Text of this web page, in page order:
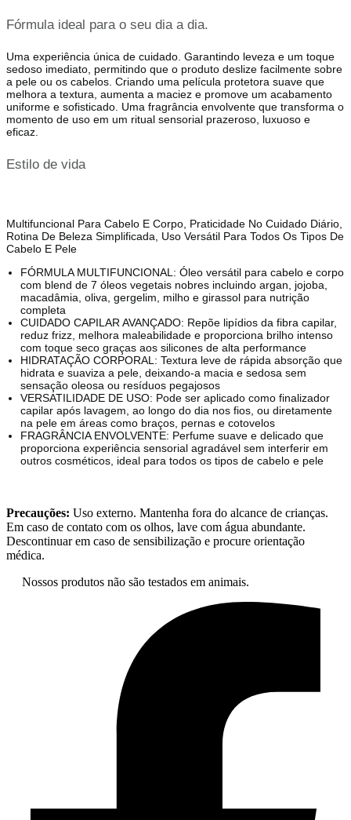
Fórmula ideal para o seu dia a dia.
Uma experiência única de cuidado. Garantindo leveza e um toque
sedoso imediato, permitindo que o produto deslize facilmente sobre
a pele ou os cabelos. Criando uma película protetora suave que
melhora a textura, aumenta a maciez e promove um acabamento
uniforme e sofisticado. Uma fragrância envolvente que transforma o
momento de uso em um ritual sensorial prazeroso, luxuoso e
eficaz.
Estilo de vida
Multifuncional Para Cabelo E Corpo, Praticidade No Cuidado Diário,
Rotina De Beleza Simplificada, Uso Versátil Para Todos Os Tipos De
Cabelo E Pele
FÓRMULA MULTIFUNCIONAL: Óleo versátil para cabelo e corpo
com blend de 7 óleos vegetais nobres incluindo argan, jojoba,
macadâmia, oliva, gergelim, milho e girassol para nutrição
completa
CUIDADO CAPILAR AVANÇADO: Repõe lipídios da fibra capilar,
reduz frizz, melhora maleabilidade e proporciona brilho intenso
com toque seco graças aos silicones de alta performance
HIDRATAÇÃO CORPORAL: Textura leve de rápida absorção que
hidrata e suaviza a pele, deixando-a macia e sedosa sem
sensação oleosa ou resíduos pegajosos
VERSATILIDADE DE USO: Pode ser aplicado como finalizador
capilar após lavagem, ao longo do dia nos fios, ou diretamente
na pele em áreas como braços, pernas e cotovelos
FRAGRÂNCIA ENVOLVENTE: Perfume suave e delicado que
proporciona experiência sensorial agradável sem interferir em
outros cosméticos, ideal para todos os tipos de cabelo e pele
Precauções: Uso externo. Mantenha fora do alcance de crianças.
Em caso de contato com os olhos, lave com água abundante.
Descontinuar em caso de sensibilização e procure orientação
médica.
Nossos produtos não são testados em animais.